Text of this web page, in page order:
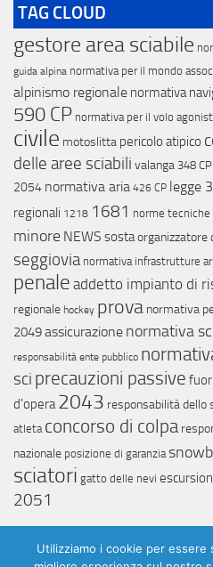
TAG CLOUD
gestore area sciabile
guida alpina normativa per il mondo
alpinismo regionale normativa
590 CP normativa per il volo
civile motoslitta pericolo atipico
delle aree sciabili valanga 348 CP
2054 normativa aria 426 CP legge
regionali 1218 1681 norme tecniche
minore NEWS sostaorganizzatore
seggiovia normativa infrastrutture
penale addetto impianto di
regionale hockey prova normativa
2049assicurazione normativa
responsabilità ente pubblico
sci precauzioni passive
d'opera 2043 responsabilità dello
atleta concorso di colpa
nazionale posizione di garanzia
sciatori gatto delle nevi
2051
Utilizziamo i cookie per essere